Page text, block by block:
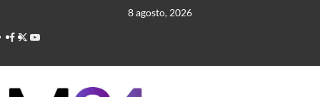
contenido
8 agosto, 2026